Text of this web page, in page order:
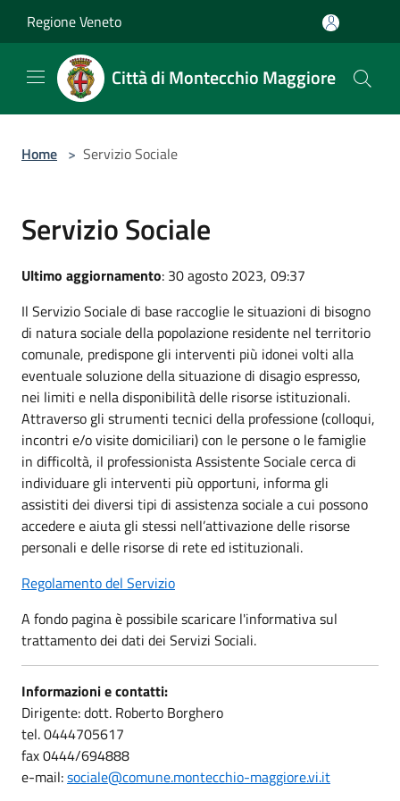
Regione Veneto
Città di Montecchio Maggiore
Home > Servizio Sociale
Servizio Sociale
Ultimo aggiornamento: 30 agosto 2023, 09:37
Il Servizio Sociale di base raccoglie le situazioni di bisogno
di natura sociale della popolazione residente nel territorio
comunale, predispone gli interventi più idonei volti alla
eventuale soluzione della situazione di disagio espresso,
nei limiti e nella disponibilità delle risorse istituzionali.
Attraverso gli strumenti tecnici della professione (colloqui,
incontri e/o visite domiciliari) con le persone o le famiglie
in difficoltà, il professionista Assistente Sociale cerca di
individuare gli interventi più opportuni, informa gli
assistiti dei diversi tipi di assistenza sociale a cui possono
accedere e aiuta gli stessi nell’attivazione delle risorse
personali e delle risorse di rete ed istituzionali.
Regolamento del Servizio
A fondo pagina è possibile scaricare l'informativa sul
trattamento dei dati dei Servizi Sociali.
Informazioni e contatti:
Dirigente: dott. Roberto Borghero
tel. 0444705617
fax 0444/694888
e-mail:sociale@comune.montecchio-maggiore.vi.it